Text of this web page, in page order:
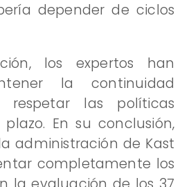
depender de ciclos
los expertos han
la continuidad
las políticas
En su conclusión,
administración de Kast
completamente los